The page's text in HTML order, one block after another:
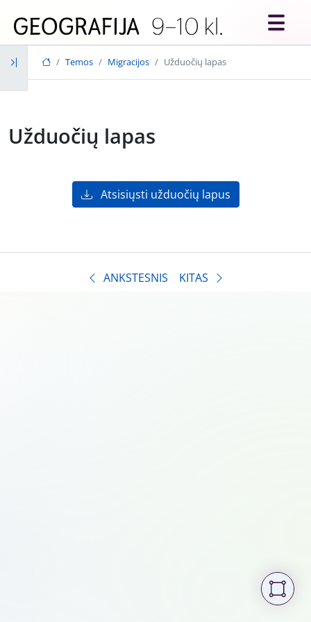
Temos Migracijos Užduočių lapas
Užduočių lapas
Atsisiųsti užduočių lapus
ANKSTESNIS KITAS